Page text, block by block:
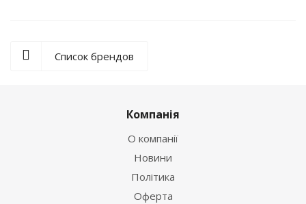
Список брендов
Компанія
О компанії
Новини
Політика
Оферта